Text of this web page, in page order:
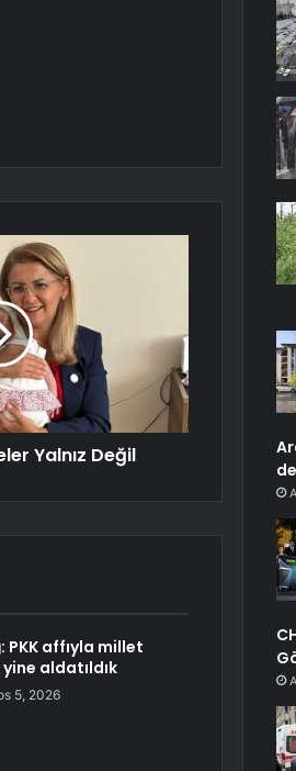
Yalnız Değil
PKK affıyla millet
aldatıldık
5, 2026